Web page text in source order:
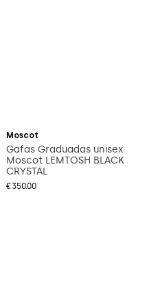
Moscot
Gafas Graduadas unisex
Moscot LEMTOSH BLACK
CRYSTAL
€350.00